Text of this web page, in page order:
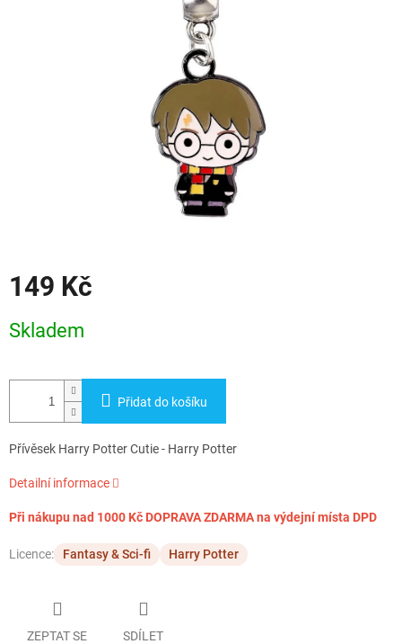
149 Kč
cena:
Skladem
Přidat do košíku
Přívěsek Harry Potter Cutie - Harry Potter
Detailní informace
Při nákupu nad 1000 Kč DOPRAVA ZDARMA na výdejní místa DPD
Licence: Fantasy & Sci-fi Harry Potter
ZEPTAT SE SDÍLET